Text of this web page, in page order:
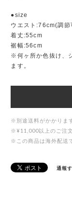
●size
ウエスト:76cm(調節
着丈:55cm
裾幅:56cm
※何ヶ所か色抜け、
ます。
※別途送料がかかりま
※¥11,000以上のご注
※この商品は海外配送
通報